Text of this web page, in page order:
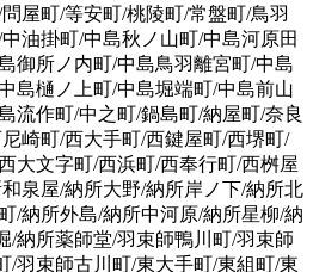
屋町/等安町/桃陵町/常盤町/鳥羽
油掛町/中島秋ノ山町/中島河原田
御所ノ内町/中島鳥羽離宮町/中島
島樋ノ上町/中島堀端町/中島前山
流作町/中之町/鍋島町/納屋町/奈良
崎町/西大手町/西鍵屋町/西堺町/
大文字町/西浜町/西奉行町/西桝屋
泉屋/納所大野/納所岸ノ下/納所北
/納所外島/納所中河原/納所星柳/納
/納所薬師堂/羽束師鴨川町/羽束師
/羽束師古川町/東大手町/東組町/東